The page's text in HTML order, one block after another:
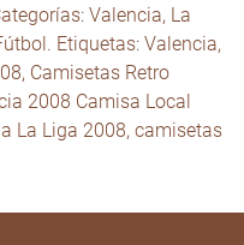
Valencia, La
Etiquetas: Valencia,
Camisetas Retro
2008 Camisa Local
La Liga 2008, camisetas